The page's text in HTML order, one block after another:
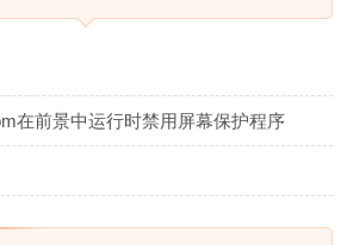
在前景中运行时禁用屏幕保护程序